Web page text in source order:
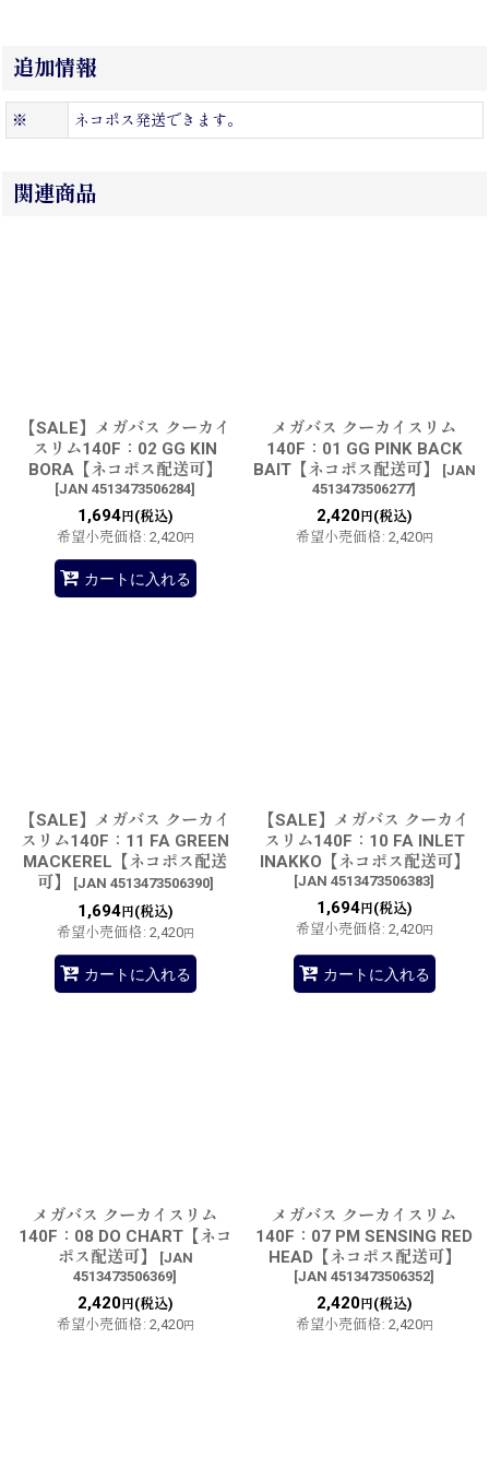
追加情報
※ ネコポス発送できます。
関連商品
【SALE】メガバス クーカイ
スリム140F：02 GG KIN
BORA【ネコポス配送可】
[JAN 4513473506284]
1,694円(税込)
希望小売価格: 2,420円
カートに入れる
メガバス クーカイスリム
140F：01 GG PINK BACK
BAIT【ネコポス配送可】
[JAN
4513473506277]
2,420円(税込)
希望小売価格: 2,420円
【SALE】メガバス クーカイ
スリム140F：11 FA GREEN
MACKEREL【ネコポス配送
可】
[JAN 4513473506390]
1,694円(税込)
希望小売価格: 2,420円
カートに入れる
【SALE】メガバス クーカイ
スリム140F：10 FA INLET
INAKKO【ネコポス配送可】
[JAN 4513473506383]
1,694円(税込)
希望小売価格: 2,420円
カートに入れる
メガバス クーカイスリム
140F：08 DO CHART【ネコ
ポス配送可】
[JAN
4513473506369]
2,420円(税込)
希望小売価格: 2,420円
メガバス クーカイスリム
140F：07 PM SENSING RED
HEAD【ネコポス配送可】
[JAN 4513473506352]
2,420円(税込)
希望小売価格: 2,420円